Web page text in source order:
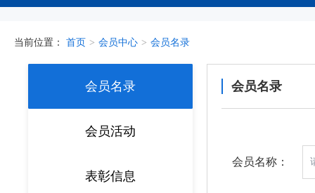
当前位置： 首页 > 会员中心 > 会员名录
会员名录
会员活动
表彰信息
会员名录
会员名称：